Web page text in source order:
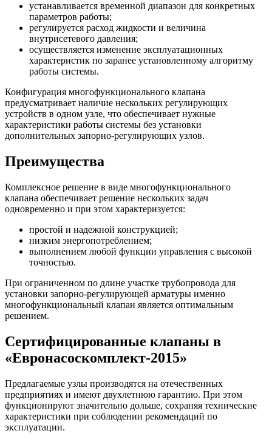
устанавливается временной диапазон для конкретных
параметров работы;
регулируется расход жидкости и величина
внутрисетевого давления;
осуществляется изменение эксплуатационных
характеристик по заранее установленному алгоритму
работы системы.
Конфигурация многофункционального клапана
предусматривает наличие нескольких регулирующих
устройств в одном узле, что обеспечивает нужные
характеристики работы системы без установки
дополнительных запорно-регулирующих узлов.
Преимущества
Комплексное решение в виде многофункционального
клапана обеспечивает решение нескольких задач
одновременно и при этом характеризуется:
простой и надежной конструкцией;
низким энергопотреблением;
выполнением любой функции управления с высокой
точностью.
При ограниченном по длине участке трубопровода для
установки запорно-регулирующей арматуры именно
многофункциональный клапан является оптимальным
решением.
Сертифицированные клапаны в
«Евронасоскомплект-2015»
Предлагаемые узлы производятся на отечественных
предприятиях и имеют двухлетнюю гарантию. При этом
функционируют значительно дольше, сохраняя технические
характеристики при соблюдении рекомендаций по
эксплуатации.